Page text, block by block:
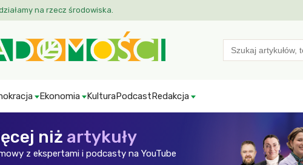
na rzecz środowiska.
Search
for:
Ekonomia KulturaPodcastRedakcja
niż artykuły
z ekspertami i podcasty na YouTube